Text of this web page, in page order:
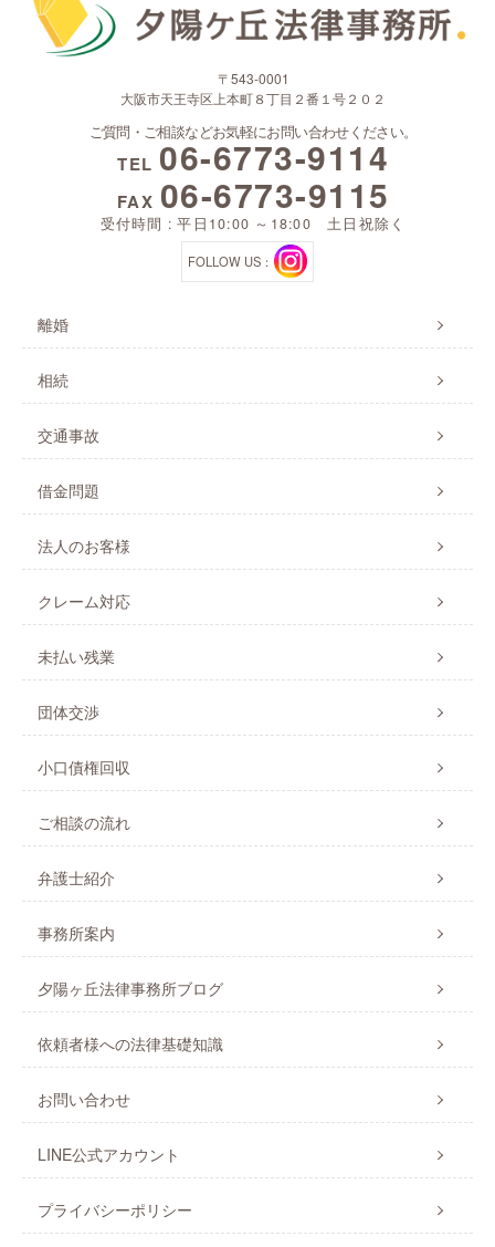
〒543-0001
大阪市天王寺区上本町８丁目２番１号２０２
ご質問・ご相談などお気軽にお問い合わせください。
TEL 06-6773-9114
FAX 06-6773-9115
受付時間 : 平日10:00 ～18:00 土日祝除く
FOLLOW US：
離婚
相続
交通事故
借金問題
法人のお客様
クレーム対応
未払い残業
団体交渉
小口債権回収
ご相談の流れ
弁護士紹介
事務所案内
夕陽ヶ丘法律事務所ブログ
依頼者様への法律基礎知識
お問い合わせ
LINE公式アカウント
プライバシーポリシー